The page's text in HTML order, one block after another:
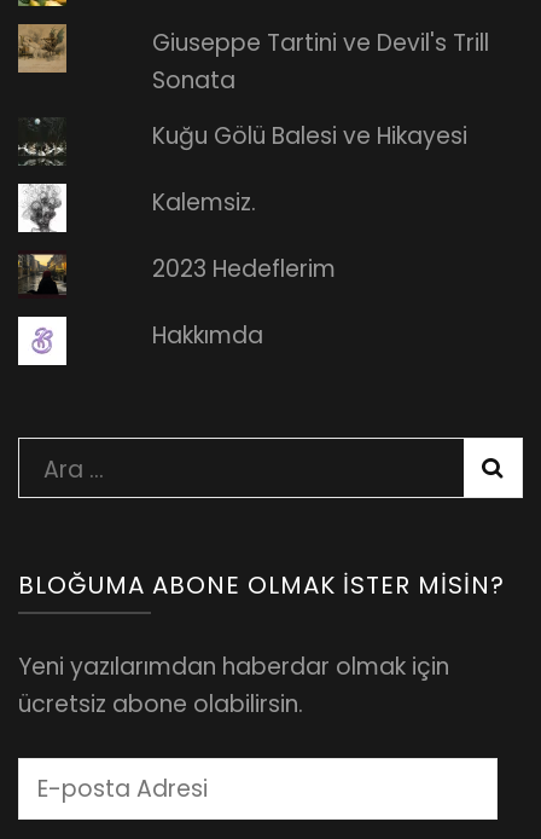
Giuseppe Tartini ve Devil's Trill
Sonata
Kuğu Gölü Balesi ve Hikayesi
Kalemsiz.
2023 Hedeflerim
Hakkımda
Arama:
BLOĞUMA ABONE OLMAK İSTER MISIN?
Yeni yazılarımdan haberdar olmak için
ücretsiz abone olabilirsin.
E-
posta